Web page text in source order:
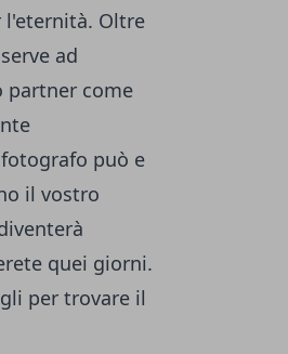
l'eternità. Oltre
ad
partner come
può e
il vostro
quei giorni.
per trovare il